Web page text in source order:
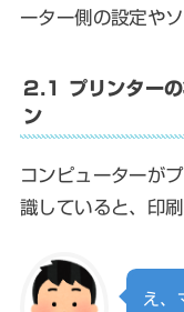
ーター側の設定や
2.1 プリンター
ン
コンピューターが
識していると、印
え、